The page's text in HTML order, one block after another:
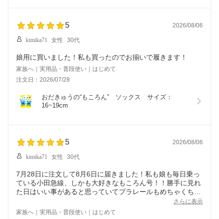
5 2026/08/06
kimika71 女性 30代
娘用に買いました！私も買ったのでお揃いで履きます！
家族へ｜実用品・普段使い｜はじめて
注文日：2026/07/28
おだきゅうの“もころん”　ソックス　サイズ：
16~19cm
5 2026/08/06
kimika71 女性 30代
7月28日に注文して8月6日に届きました！私も娘も毎日乗っ
ている小田急線、しかも大好きなもころん号！！勝手に見れ
た日はいい事があると思っていてプラレールもめちゃくちゃ
さらに表示
家族へ｜実用品・普段使い｜はじめて